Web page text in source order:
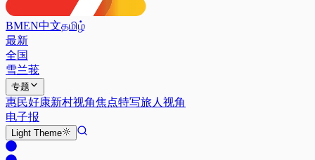
BMEN中文தமிழ்
最新
全国
雪兰莪
专题
惠民好康新村视角焦点特写旅人视角
电子报
Light Theme